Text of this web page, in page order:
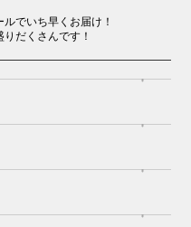
でいち早くお届け！
だくさんです！